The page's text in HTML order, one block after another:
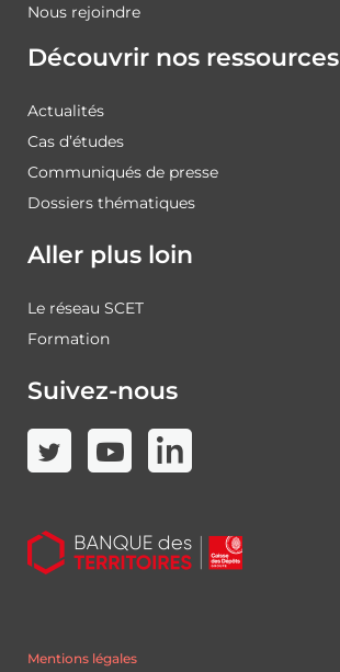
Nous rejoindre
Découvrir nos ressources
Actualités
Cas d’études
Communiqués de presse
Dossiers thématiques
Aller plus loin
Le réseau SCET
Formation
Suivez-nous
Mentions légales